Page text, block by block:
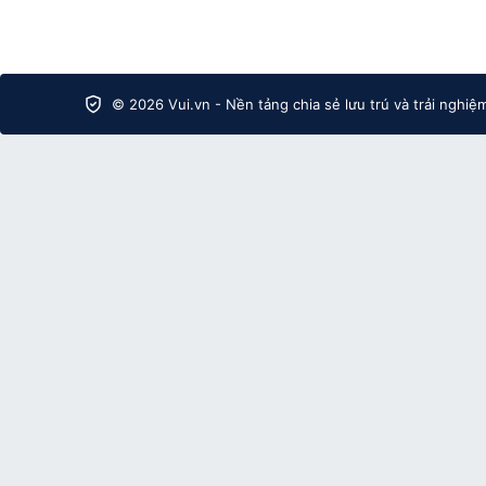
© 2026 Vui.vn - Nền tảng chia sẻ lưu trú và trải